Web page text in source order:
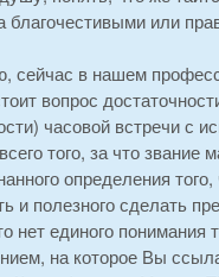
благочестивыми или
сейчас в нашем
вопрос
часовой встречи с
того, за что звание
определения
и полезного сделать
нет единого понимания
на которое Вы